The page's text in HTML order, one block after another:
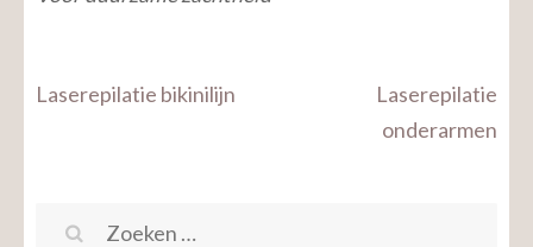
Bericht
Laserepilatie bikinilijn
Laserepilatie
onderarmen
Zoeken